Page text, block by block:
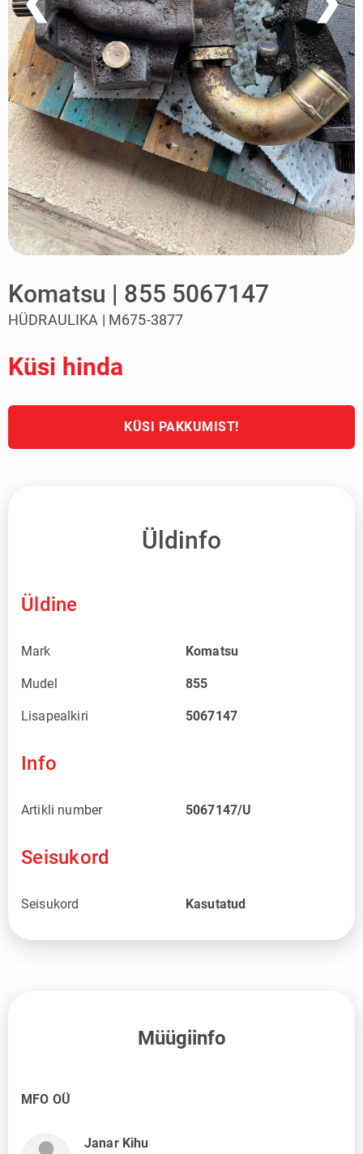
Komatsu | 855 5067147
HÜDRAULIKA | M675-3877
Küsi hinda
KÜSI PAKKUMIST!
Üldinfo
Üldine
Mark Komatsu
Mudel 855
Lisapealkiri 5067147
Info
Artikli number 5067147/U
Seisukord
Seisukord Kasutatud
Müügiinfo
MFO OÜ
Janar Kihu